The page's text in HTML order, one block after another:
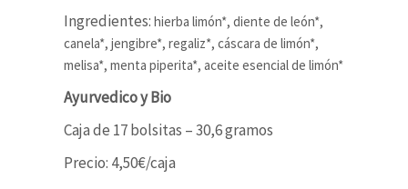
Ingredientes: hierba limón*, diente de león*,
canela*, jengibre*, regaliz*, cáscara de limón*,
melisa*, menta piperita*, aceite esencial de limón*
Ayurvedico y Bio
Caja de 17 bolsitas – 30,6 gramos
Precio: 4,50€/caja